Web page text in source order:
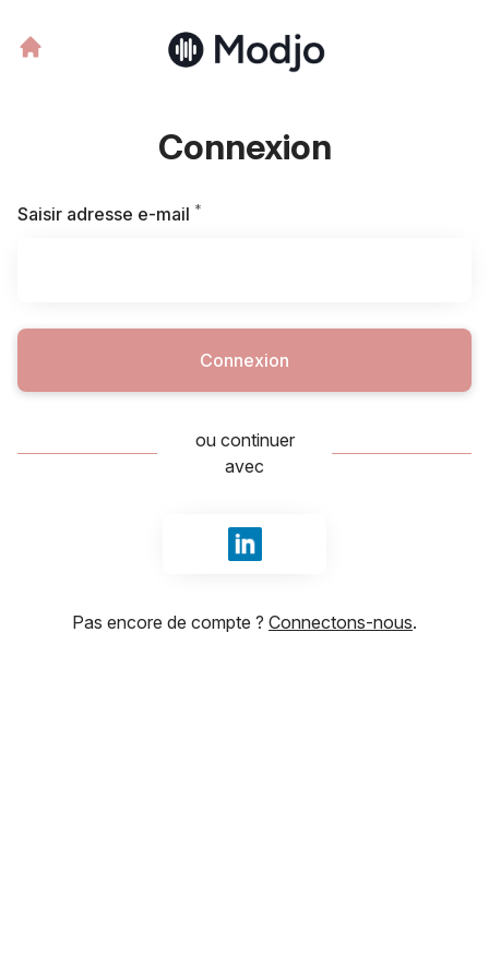
Connexion
Saisir adresse e-mail *
Connexion
ou continuer
avec
Se connecter avec LinkedIn
Pas encore de compte ? Connectons-nous.